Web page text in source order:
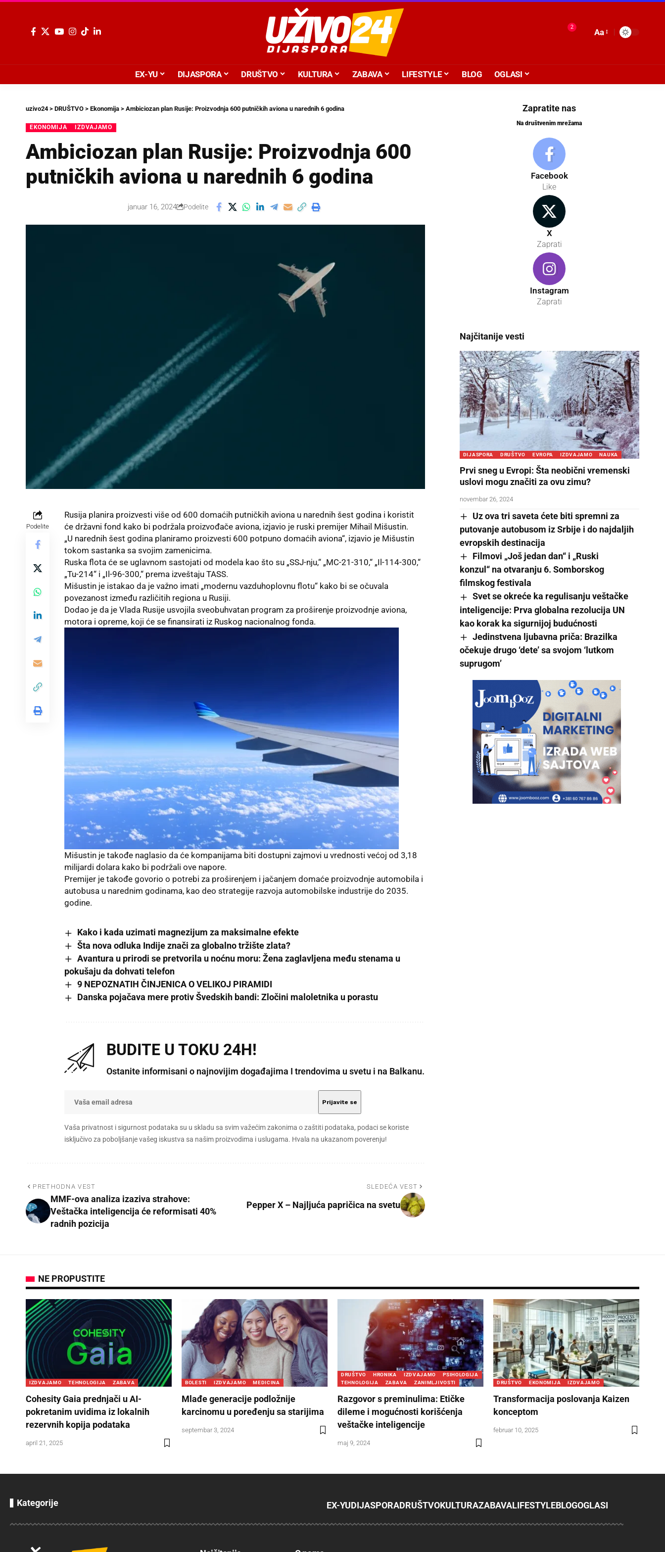
2
Aa
EX-YU DIJASPORA DRUŠTVO KULTURA ZABAVA LIFESTYLE BLOG OGLASI
uzivo24> DRUŠTVO > Ekonomija > Ambiciozan plan Rusije: Proizvodnja 600 putničkih aviona u narednih 6 godina
EKONOMIJA IZDVAJAMO
Ambiciozan plan Rusije: Proizvodnja 600
putničkih aviona u narednih 6 godina
januar 16, 2024 Podelite
Podelite
Rusija planira proizvesti više od 600 domaćih putničkih aviona u narednih šest godina i koristit
će državni fond kako bi podržala proizvođače aviona, izjavio je ruski premijer Mihail Mišustin.
„U narednih šest godina planiramo proizvesti 600 potpuno domaćih aviona“, izjavio je Mišustin
tokom sastanka sa svojim zamenicima.
Ruska flota će se uglavnom sastojati od modela kao što su „SSJ-nju,“ „MC-21-310,“ „Il-114-300,“
„Tu-214“ i „Il-96-300,“ prema izveštaju TASS.
Mišustin je istakao da je važno imati „modernu vazduhoplovnu flotu“ kako bi se očuvala
povezanost između različitih regiona u Rusiji.
Dodao je da je Vlada Rusije usvojila sveobuhvatan program za proširenje proizvodnje aviona,
motora i opreme, koji će se finansirati iz Ruskog nacionalnog fonda.
Mišustin je takođe naglasio da će kompanijama biti dostupni zajmovi u vrednosti većoj od 3,18
milijardi dolara kako bi podržali ove napore.
Premijer je takođe govorio o potrebi za proširenjem i jačanjem domaće proizvodnje automobila i
autobusa u narednim godinama, kao deo strategije razvoja automobilske industrije do 2035.
godine.
Kako i kada uzimati magnezijum za maksimalne efekte
Šta nova odluka Indije znači za globalno tržište zlata?
Avantura u prirodi se pretvorila u noćnu moru: Žena zaglavljena među stenama u
pokušaju da dohvati telefon
9 NEPOZNATIH ČINJENICA O VELIKOJ PIRAMIDI
Danska pojačava mere protiv Švedskih bandi: Zločini maloletnika u porastu
BUDITE U TOKU 24H!
Ostanite informisani o najnovijim događajima I trendovima u svetu i na Balkanu.
Vaša privatnost i sigurnost podataka su u skladu sa svim važećim zakonima o zaštiti podataka, podaci se koriste
isključivo za poboljšanje vašeg iskustva sa našim proizvodima i uslugama. Hvala na ukazanom poverenju!
PRETHODNA VEST
MMF-ova analiza izaziva strahove:
Veštačka inteligencija će reformisati 40%
radnih pozicija
SLEDEĆA VEST
Pepper X – Najljuća papričica na svetu
Zapratite nas
Na društvenim mrežama
Facebook
Like
X
Zaprati
Instagram
Zaprati
Najčitanije vesti
DIJASPORA DRUŠTVO EVROPA IZDVAJAMO NAUKA
Prvi sneg u Evropi: Šta neobični vremenski
uslovi mogu značiti za ovu zimu?
novembar 26, 2024
Uz ova tri saveta ćete biti spremni za
putovanje autobusom iz Srbije i do najdaljih
evropskih destinacija
Filmovi „Još jedan dan“ i „Ruski
konzul“ na otvaranju 6. Somborskog
filmskog festivala
Svet se okreće ka regulisanju veštačke
inteligencije: Prva globalna rezolucija UN
kao korak ka sigurnijoj budućnosti
Jedinstvena ljubavna priča: Brazilka
očekuje drugo ‘dete’ sa svojom ‘lutkom
suprugom’
NE PROPUSTITE
IZDVAJAMO TEHNOLOGIJA ZABAVA
Cohesity Gaia prednjači u AI-
pokretanim uvidima iz lokalnih
rezervnih kopija podataka
april 21, 2025
BOLESTI IZDVAJAMO MEDICINA
Mlađe generacije podložnije
karcinomu u poređenju sa starijima
septembar 3, 2024
DRUŠTVO HRONIKA IZDVAJAMO
PSIHOLOGIJA
TEHNOLOGIJA
ZABAVA ZANIMLJIVOSTI
Razgovor s preminulima: Etičke
dileme i mogućnosti korišćenja
veštačke inteligencije
maj 9, 2024
DRUŠTVO EKONOMIJA IZDVAJAMO
Transformacija poslovanja Kaizen
konceptom
februar 10, 2025
Kategorije EX-YUDIJASPORADRUŠTVOKULTURAZABAVALIFESTYLEBLOGOGLASI